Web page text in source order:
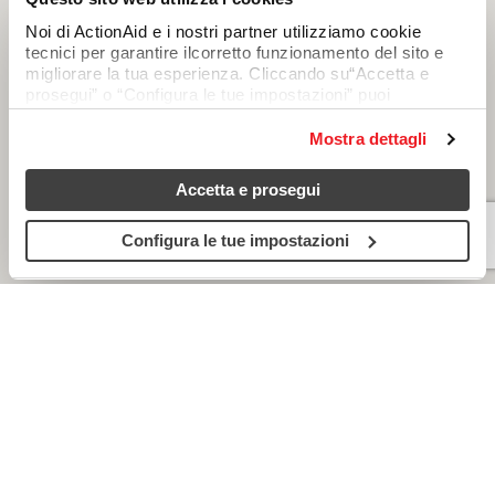
Noi di ActionAid e i nostri partner utilizziamo cookie
tecnici per garantire ilcorretto funzionamento del sito e
migliorare la tua esperienza. Cliccando su“Accetta e
prosegui” o “Configura le tue impostazioni” puoi
consentire anchel’uso di cookie analitici e di profilazione,
che permettono di personalizzare icontenuti in base alle
senza accettare questi cookie (resteranno attivi soloquelli
tecnici). Per saperne di più, consulta la cookie policy.
Mostra dettagli
Accetta e prosegui
Configura le tue impostazioni